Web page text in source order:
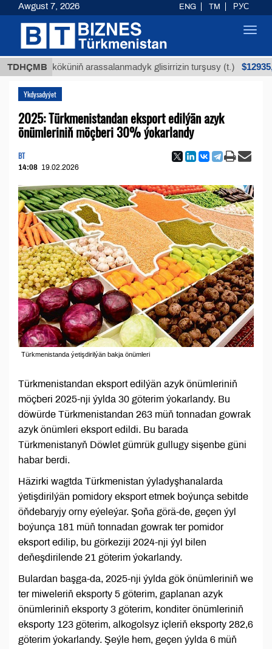
TDHÇMBköküniň arassalanmadyk glisirrizin turşusy (t.) $12935,18
Ykdysadyýet
2025: Türkmenistandan eksport edilýän azyk
önümleriniň möçberi 30% ýokarlandy
BT
14:08 19.02.2026
Türkmenistanda ýetişdirilýän bakja önümleri
Türkmenistandan eksport edilýän azyk önümleriniň
möçberi 2025-nji ýylda 30 göterim ýokarlandy. Bu
döwürde Türkmenistandan 263 müň tonnadan gowrak
azyk önümleri eksport edildi. Bu barada
Türkmenistanyň Döwlet gümrük gullugy sişenbe güni
habar berdi.
Häzirki wagtda Türkmenistan ýyladyşhanalarda
ýetişdirilýän pomidory eksport etmek boýunça sebitde
öňdebaryjy orny eýeleýar. Şoňa görä-de, geçen ýyl
boýunça 181 müň tonnadan gowrak ter pomidor
eksport edilip, bu görkeziji 2024-nji ýyl bilen
deňeşdirilende 21 göterim ýokarlandy.
Bulardan başga-da, 2025-nji ýylda gök önümleriniň we
ter miweleriň eksporty 5 göterim, gaplanan azyk
önümleriniň eksporty 3 göterim, konditer önümleriniň
eksporty 123 göterim, alkogolsyz içleriň eksporty 282,6
göterim ýokarlandy. Şeýle hem, geçen ýylda 6 müň
Awgust 7, 2026 ENG TM РУС